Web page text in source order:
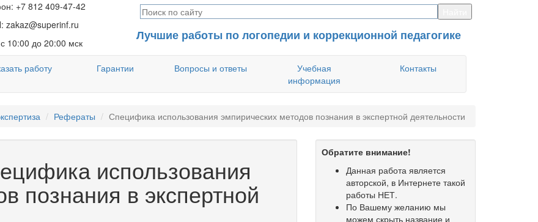
+7 812 409-47-42
zakaz@superinf.ru
10:00 до 20:00 мск
Лучшие работы по логопедии и коррекционной педагогике
работу Гарантии Вопросы и ответы
Учебная
информация
Контакты
Рефераты Специфика использования эмпирических методов познания в экспертной деятельности
использования
познания в экспертной
Обратите внимание!
Данная работа является
авторской, в Интернете такой
работы НЕТ.
По Вашему желанию мы
можем скрыть название и